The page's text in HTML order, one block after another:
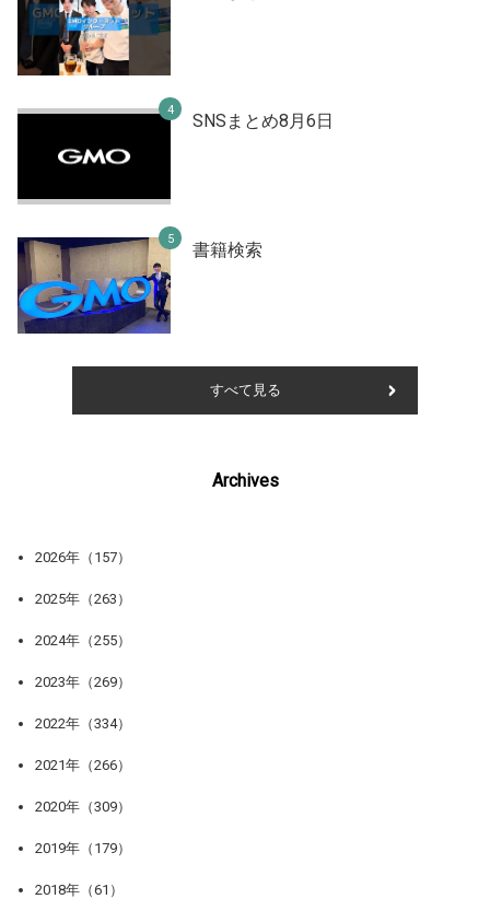
SNSまとめ8月6日
書籍検索
すべて見る
Archives
2026年（157）
2025年（263）
2024年（255）
2023年（269）
2022年（334）
2021年（266）
2020年（309）
2019年（179）
2018年（61）